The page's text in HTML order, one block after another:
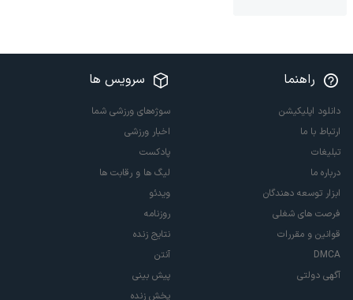
راهنما
دانلود اپلیکیشن
ارتباط با ما
تبلیغات
درباره ما
ابزار توسعه دهندگان
فرصت های شغلی
قوانین و مقررات
DMCA
آگهی دولتی
سرویس ها
سوژه‌های ورزشی شما
اخبار ورزشی
پادکست
لیگ ها و رقابت ها
ویدئو
روزنامه
نتایج زنده
آنتن
پیش بینی
پخش زنده